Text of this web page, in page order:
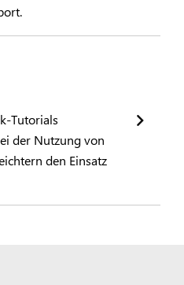
Tutorials
der Nutzung von
den Einsatz